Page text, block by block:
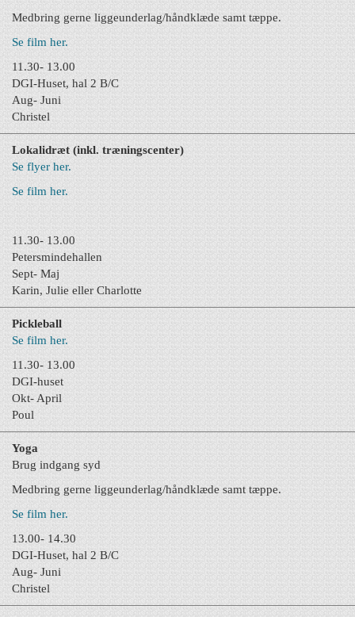
Medbring gerne liggeunderlag/håndklæde samt tæppe.
Se film her.
11.30- 13.00
DGI-Huset, hal 2 B/C
Aug- Juni
Christel
Lokalidræt (inkl. træningscenter)
Se flyer her.
Se film her.
11.30- 13.00
Petersmindehallen
Sept- Maj
Karin, Julie eller Charlotte
Pickleball
Se film her.
11.30- 13.00
DGI-huset
Okt- April
Poul
Yoga
Brug indgang syd
Medbring gerne liggeunderlag/håndklæde samt tæppe.
Se film her.
13.00- 14.30
DGI-Huset, hal 2 B/C
Aug- Juni
Christel